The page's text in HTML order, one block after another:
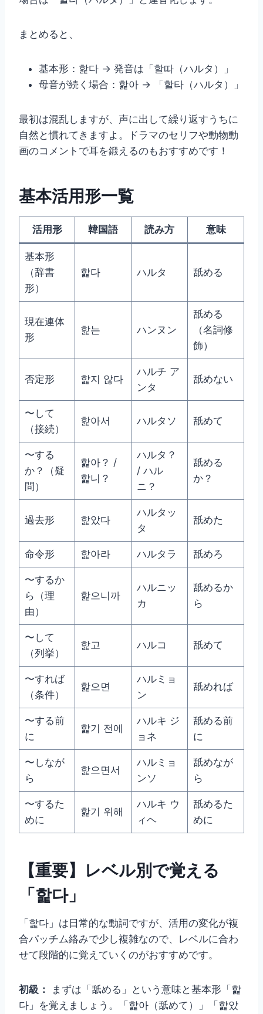
まとめると、
基本形：핥다 → 発音は「할따（ハルタ）」
母音が続く場合：핥아 → 「할타（ハルタ）」
最初は混乱しますが、声に出して繰り返すうちに
自然と慣れてきますよ。ドラマのセリフや動物動
画のコメントで耳を鍛えるのもおすすめです！
基本活用形一覧
活用形 韓国語 読み方 意味
基本形
（辞書
形）
핥다 ハルタ 舐める
現在連体
形
핥는 ハンヌン
舐める
（名詞修
飾）
否定形 핥지 않다
ハルチ ア
ンタ
舐めない
〜して
（接続）
핥아서 ハルタソ 舐めて
〜する
か？（疑
問）
핥아？ /
핥니？
ハルタ？
/ ハル
ニ？
舐める
か？
過去形 핥았다
ハルタッ
タ
舐めた
命令形 핥아라 ハルタラ 舐めろ
〜するか
ら（理
由）
핥으니까
ハルニッ
カ
舐めるか
ら
〜して
（列挙）
핥고 ハルコ 舐めて
〜すれば
（条件）
핥으면
ハルミョ
ン
舐めれば
〜する前
に
핥기 전에
ハルキ ジ
ョネ
舐める前
に
〜しなが
ら
핥으면서
ハルミョ
ンソ
舐めなが
ら
〜するた
めに
핥기 위해
ハルキ ウ
ィヘ
舐めるた
めに
【重要】レベル別で覚える
「핥다」
「핥다」は日常的な動詞ですが、活用の変化が複
合パッチム絡みで少し複雑なので、レベルに合わ
せて段階的に覚えていくのがおすすめです。
初級：
まずは「舐める」という意味と基本形「핥
다」を覚えましょう。「핥아（舐めて）」「핥았